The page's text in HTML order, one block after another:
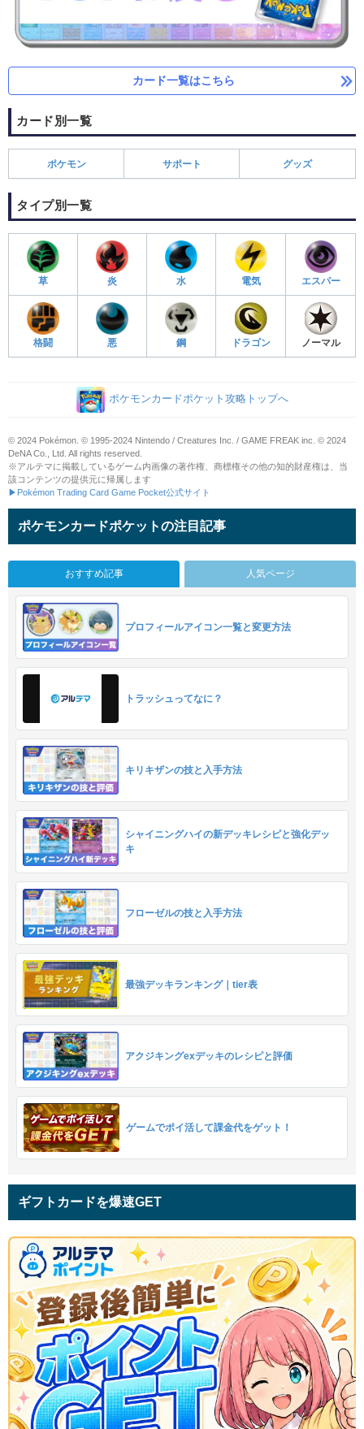
カード一覧はこちら
カード別一覧
ポケモン サポート グッズ
タイプ別一覧
草 炎 水 電気 エスパー
格闘 悪 鋼 ドラゴン ノーマル
ポケモンカードポケット攻略トップへ
© 2024 Pokémon. © 1995-2024 Nintendo / Creatures Inc. / GAME FREAK inc. © 2024
DeNA Co., Ltd. All rights reserved.
※アルテマに掲載しているゲーム内画像の著作権、商標権その他の知的財産権は、当
該コンテンツの提供元に帰属します
▶Pokémon Trading Card Game Pocket公式サイト
ポケモンカードポケットの注目記事
おすすめ記事 人気ページ
プロフィールアイコン一覧と変更方法
トラッシュってなに？
キリキザンの技と入手方法
シャイニングハイの新デッキレシピと強化デッ
キ
フローゼルの技と入手方法
最強デッキランキング｜tier表
アクジキングexデッキのレシピと評価
ゲームでポイ活して課金代をゲット！
ギフトカードを爆速GET